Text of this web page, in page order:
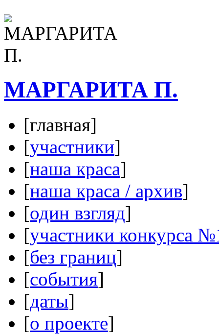
МАРГАРИТА П.
[главная]
[участники]
[наша краса]
[наша краса / архив]
[один взгляд]
[участники конкурса
[без границ]
[события]
[даты]
[о проекте]